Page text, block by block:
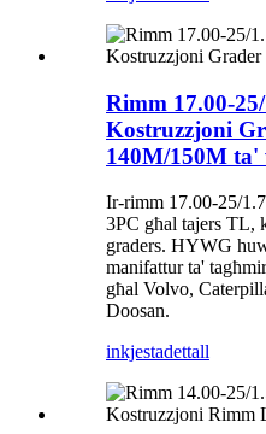
Rimm 17.00-
Kostruzzjoni
140M/150M ta'
Ir-rimm 17.00-25/
3PC għal tajers TL,
graders. HYWG
manifattur ta'
għal Volvo,
Doosan.
inkjestadettall